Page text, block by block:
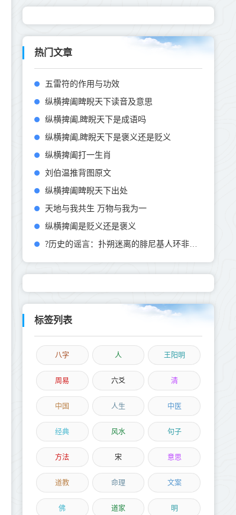
热门文章
五雷符的作用与功效
纵横捭阖睥睨天下读音及意思
纵横捭阖,睥睨天下是成语吗
纵横捭阖,睥睨天下是褒义还是贬义
纵横捭阖打一生肖
刘伯温推背图原文
纵横捭阖睥睨天下出处
天地与我共生 万物与我为一
纵横捭阖是贬义还是褒义
标签列表
八字 人 王阳明
周易 六爻 清
中国 人生 中医
经典 风水 句子
方法 宋 意思
道教 命理 文案
佛 道家 明